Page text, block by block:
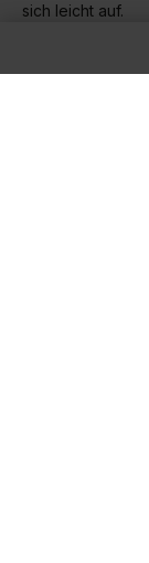
sich leicht auf.